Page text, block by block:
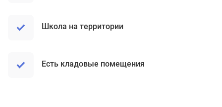
Школа на территории
Есть кладовые помещения